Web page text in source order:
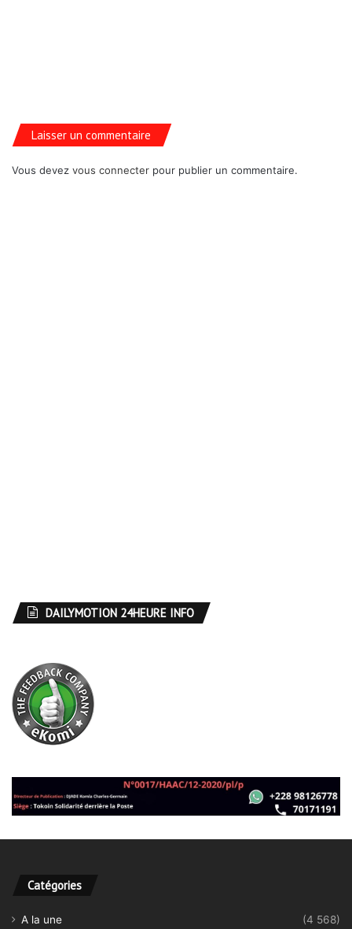
Laisser un commentaire
Vous devez vous connecter pour publier un commentaire.
DAILYMOTION 24HEURE INFO
Catégories
A la une
(4 568)